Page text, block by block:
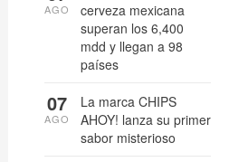
cerveza mexicana
superan los 6,400
mdd y llegan a 98
países
AGO
La marca CHIPS
AHOY! lanza su primer
sabor misterioso
07
AGO